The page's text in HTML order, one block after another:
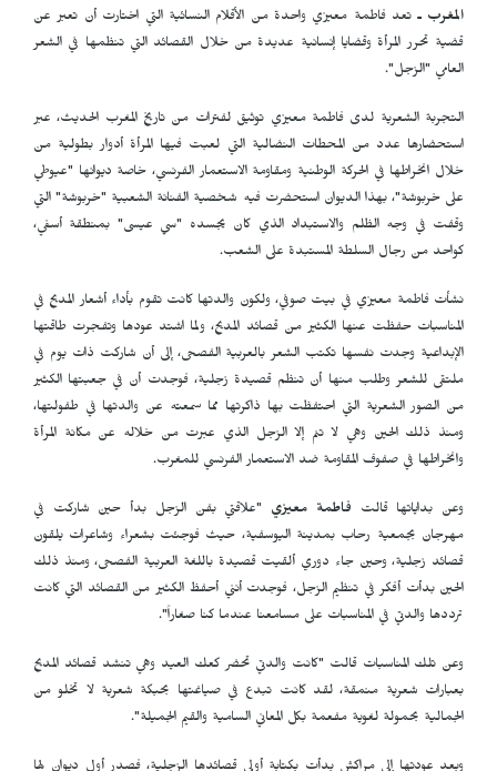
المغرب ـتعد فاطمة معيزي واحدة من الأقلام النسائية التي اختارت أن تعبر عن
قضية تحرر المرأة وقضايا إنسانية عديدة من خلال القصائد التي تنظمها في الشعر
العامي "الزجل".
التجربة الشعرية لدى فاطمة معيزي توثيق لفترات من تاريخ المغرب الحديث، عبر
استحضارها عدد من المحطات النضالية التي لعبت فيها المرأة أدوار بطولية من
خلال انخراطها في الحركة الوطنية ومقاومة الاستعمار الفرنسي، خاصة ديوانها "عيوطي
على خربوشة"، بهذا الديوان استحضرت فيه شخصية الفنانة الشعبية "خربوشة" التي
وقفت في وجه الظلم والاستبداد الذي كان يجسده "سي عيسى" بمنطقة أسفي،
كواحد من رجال السلطة المستبدة على الشعب.
نشأت فاطمة معيزي في بيت صوفي، ولكون والدتها كانت تقوم بأداء أشعار المديح في
المناسبات حفظت عنها الكثير من قصائد المديح، ولما اشتد عودها وتفجرت طاقتها
الإبداعية وجدت نفسها تكتب الشعر بالعربية الفصحى، إلى أن شاركت ذات يوم في
ملتقى للشعر وطلب منها أن تنظم قصيدة زجلية، فوجدت أن في جعبتها الكثير
من الصور الشعرية التي احتفظت بها ذاكرتها مما سمعته عن والدتها في طفولتها،
ومنذ ذلك الحين وهي لا تنم إلا الزجل الذي عبرت من خلاله عن مكانة المرأة
وانخراطها في صفوف المقاومة ضد الاستعمار الفرنسي للمغرب.
وعن بداياتها قالت فاطمة معيزي "علاقتي بفن الزجل بدأ حين شاركت في
مهرجان بجمعية رحاب بمدينة اليوسفية، حيث فوجئت بشعراء وشاعرات يلقون
قصائد زجلية، وحين جاء دوري ألقيت قصيدة باللغة العربية الفصحى، ومنذ ذلك
الحين بدأت أفكر في تنظيم الزجل، فوجدت أنني أحفظ الكثير من القصائد التي كانت
ترددها والدتي في المناسبات على مسامعنا عندما كنا صغاراً".
وعن تلك المناسبات قالت "كانت والدتي تحضر كعك العيد وهي تنشد قصائد المديح
بعبارات شعرية منمقة، لقد كانت تبدع في صياغتها بحبكة شعرية لا تخلو من
الجمالية بحمولة لغوية مفعمة بكل المعاني السامية والقيم الجميلة".